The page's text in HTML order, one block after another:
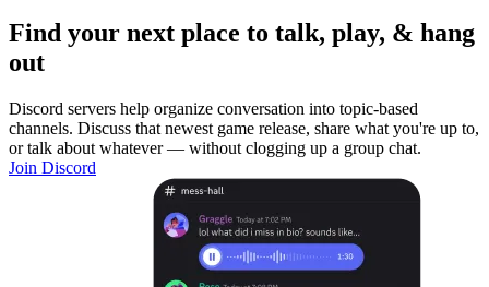
Find your next place to talk, play, & hang
out
Discord servers help organize conversation into topic-based
channels. Discuss that newest game release, share what you're up to,
or talk about whatever — without clogging up a group chat.
Join Discord